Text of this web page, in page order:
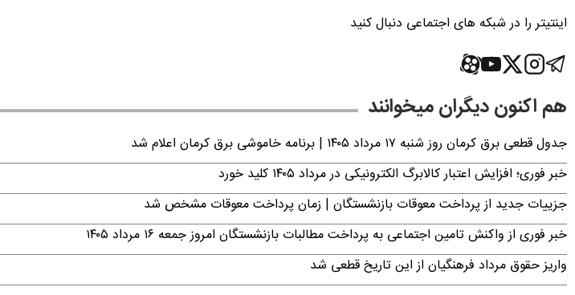
اینتیتر را در شبکه های اجتماعی دنبال کنید
هم اکنون دیگران میخوانند
جدول قطعی برق کرمان روز شنبه ۱۷ مرداد ۱۴۰۵ | برنامه خاموشی برق کرمان اعلام شد
خبر فوری؛ افزایش اعتبار کالابرگ الکترونیکی در مرداد ۱۴۰۵ کلید خورد
جزییات جدید از پرداخت معوقات بازنشستگان | زمان پرداخت معوقات مشخص شد
خبر فوری از واکنش تامین اجتماعی به پرداخت مطالبات بازنشستگان امروز جمعه ۱۶ مرداد ۱۴۰۵
واریز حقوق مرداد فرهنگیان از این تاریخ قطعی شد